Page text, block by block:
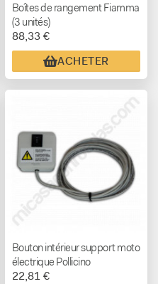
Boîtes de rangement Fiamma
(3 unités)
88,33 €
ACHETER
Bouton intérieur support moto
électrique Pollicino
22,81 €